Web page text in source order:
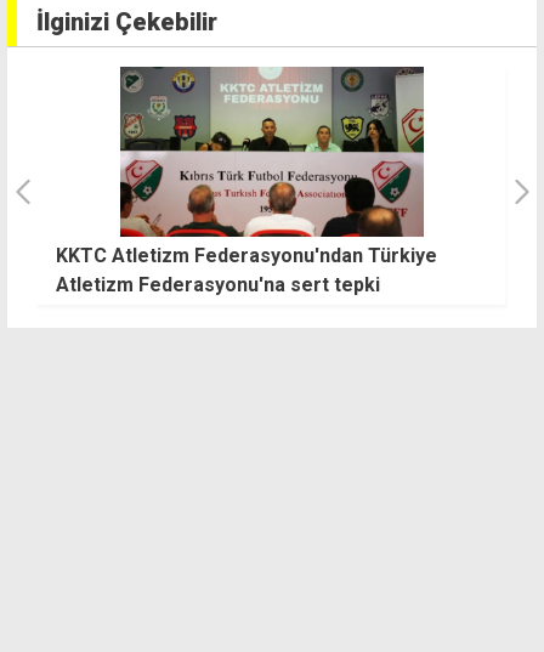
İlginizi Çekebilir
Türkiye serisinde Çelebi binicilerinden
gururlandıran başarı